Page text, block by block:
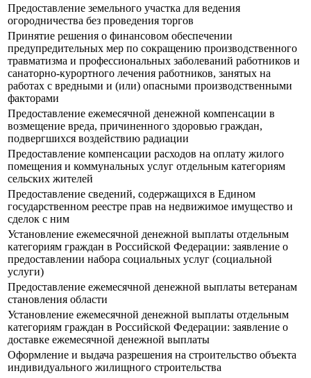
Предоставление земельного участка для ведения
огородничества без проведения торгов
Принятие решения о финансовом обеспечении
предупредительных мер по сокращению производственного
травматизма и профессиональных заболеваний работников и
санаторно-курортного лечения работников, занятых на
работах с вредными и (или) опасными производственными
факторами
Предоставление ежемесячной денежной компенсации в
возмещение вреда, причиненного здоровью граждан,
подвергшихся воздействию радиации
Предоставление компенсации расходов на оплату жилого
помещения и коммунальных услуг отдельным категориям
сельских жителей
Предоставление сведений, содержащихся в Едином
государственном реестре прав на недвижимое имущество и
сделок с ним
Установление ежемесячной денежной выплаты отдельным
категориям граждан в Российской Федерации: заявление о
предоставлении набора социальных услуг (социальной
услуги)
Предоставление ежемесячной денежной выплаты ветеранам
становления области
Установление ежемесячной денежной выплаты отдельным
категориям граждан в Российской Федерации: заявление о
доставке ежемесячной денежной выплаты
Оформление и выдача разрешения на строительство объекта
индивидуального жилищного строительства